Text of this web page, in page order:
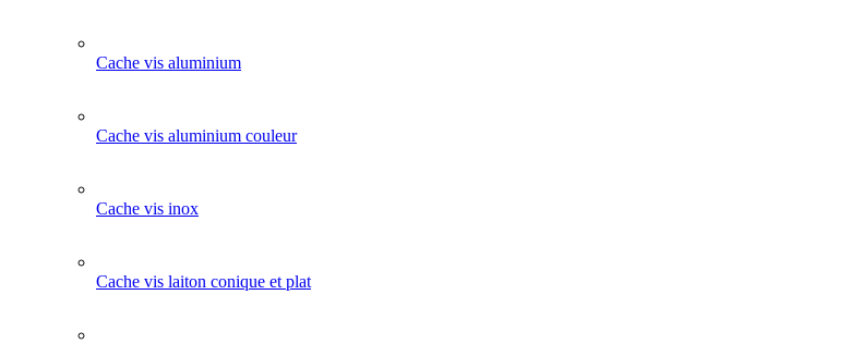
Cache vis aluminium
Cache vis aluminium couleur
Cache vis inox
Cache vis laiton conique et plat